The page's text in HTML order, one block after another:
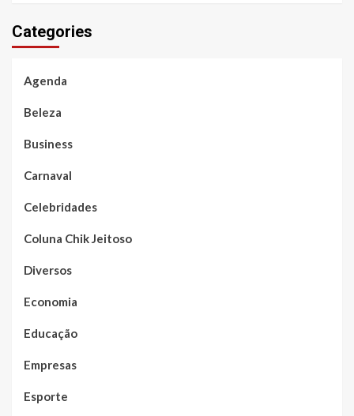
Categories
Agenda
Beleza
Business
Carnaval
Celebridades
Coluna Chik Jeitoso
Diversos
Economia
Educação
Empresas
Esporte